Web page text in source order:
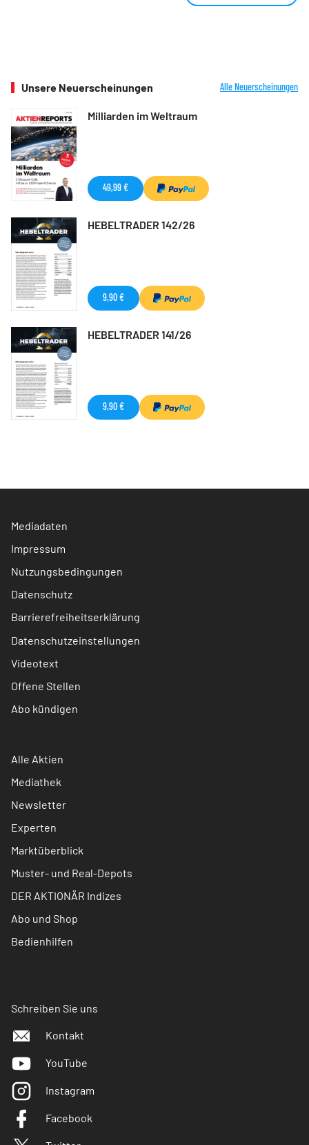
Unsere Neuerscheinungen Alle Neuerscheinungen
Milliarden im Weltraum
49,99 €
HEBELTRADER 142/26
9,90 €
HEBELTRADER 141/26
9,90 €
Mediadaten
Impressum
Nutzungsbedingungen
Datenschutz
Barrierefreiheitserklärung
Datenschutzeinstellungen
Videotext
Offene Stellen
Abo kündigen
Alle Aktien
Mediathek
Newsletter
Experten
Marktüberblick
Muster- und Real-Depots
DER AKTIONÄR Indizes
Abo und Shop
Bedienhilfen
Schreiben Sie uns
Kontakt
YouTube
Instagram
Facebook